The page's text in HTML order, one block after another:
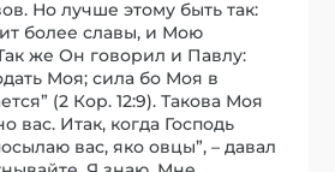
Но лучше этому быть так:
более славы, и Мою
же Он говорил и Павлу:
Моя; сила бо Моя в
(2 Кор. 12:9). Такова Моя
вас. Итак, когда Господь
вас, яко овцы”, – давал